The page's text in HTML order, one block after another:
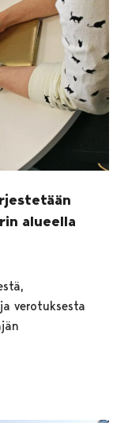
alueella
verotuksesta